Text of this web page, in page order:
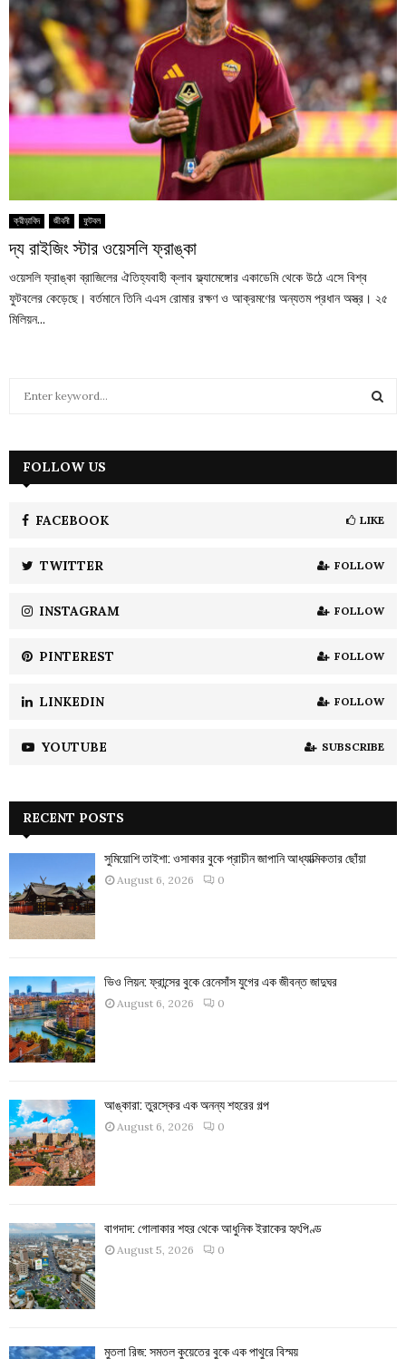
ক্রীড়াবিদ জীবনী ফুটবল
দ্য রাইজিং স্টার ওয়েসলি ফ্রাঙ্কা
ওয়েসলি ফ্রাঙ্কা ব্রাজিলের ঐতিহ্যবাহী ক্লাব ফ্ল্যামেঙ্গোর একাডেমি থেকে উঠে এসে বিশ্ব
ফুটবলের কেড়েছে। বর্তমানে তিনি এএস রোমার রক্ষণ ও আক্রমণের অন্যতম প্রধান অস্ত্র। ২৫
মিলিয়ন...
h
H
FOLLOW US
FACEBOOK LIKE
TWITTER FOLLOW
INSTAGRAM FOLLOW
PINTEREST FOLLOW
LINKEDIN FOLLOW
YOUTUBE SUBSCRIBE
RECENT POSTS
সুমিয়োশি তাইশা: ওসাকার বুকে প্রাচীন জাপানি আধ্যাত্মিকতার ছোঁয়া
August 6, 2026 0
ভিও লিয়ন: ফ্রান্সের বুকে রেনেসাঁস যুগের এক জীবন্ত জাদুঘর
August 6, 2026 0
আঙ্কারা: তুরস্কের এক অনন্য শহরের গল্প
August 6, 2026 0
বাগদাদ: গোলাকার শহর থেকে আধুনিক ইরাকের হৃৎপিণ্ড
August 5, 2026 0
মুতলা রিজ: সমতল কুয়েতের বুকে এক পাথুরে বিস্ময়